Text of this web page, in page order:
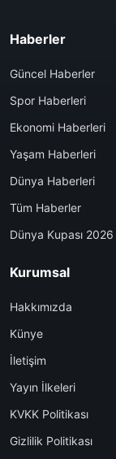
Haberler
Güncel Haberler
Spor Haberleri
Ekonomi Haberleri
Yaşam Haberleri
Dünya Haberleri
Tüm Haberler
Dünya Kupası 2026
Kurumsal
Hakkımızda
Künye
İletişim
Yayın İlkeleri
KVKK Politikası
Gizlilik Politikası